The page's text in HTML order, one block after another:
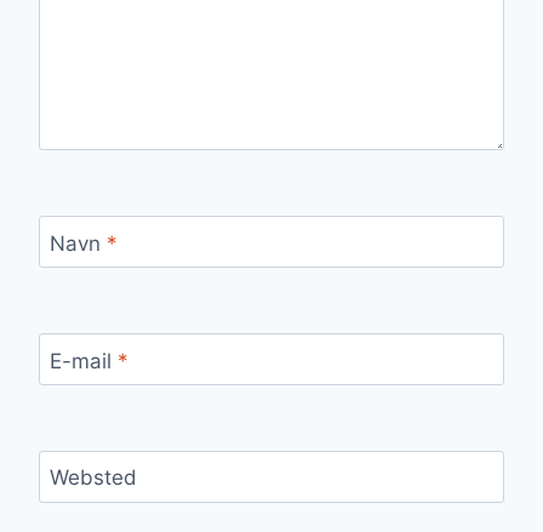
Navn *
E-mail *
Websted